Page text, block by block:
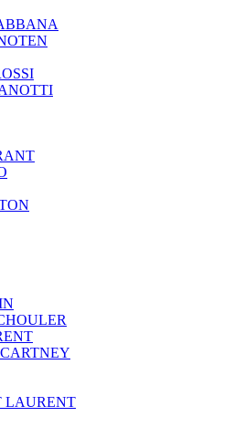
LAURENT